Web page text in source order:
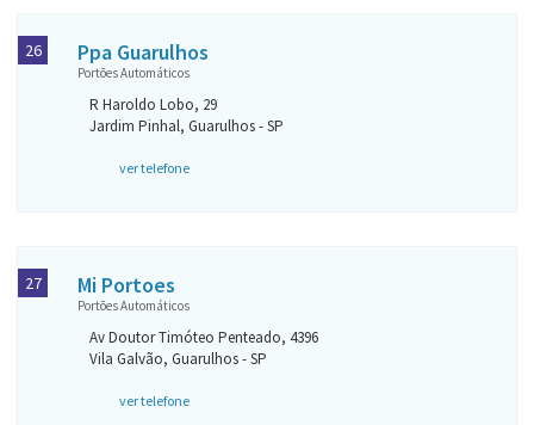
Ppa Guarulhos
Portões Automáticos
R Haroldo Lobo, 29
Jardim Pinhal, Guarulhos - SP
ver telefone
26
Mi Portoes
Portões Automáticos
Av Doutor Timóteo Penteado, 4396
Vila Galvão, Guarulhos - SP
ver telefone
27